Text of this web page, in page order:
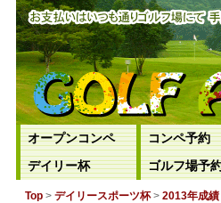
オープンコンペ コンペ予約
デイリー杯 ゴルフ場予
Top> デイリースポーツ杯> 2013年成績